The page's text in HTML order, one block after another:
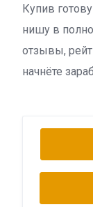
Купив
нишу в
отзывы,
начнёте